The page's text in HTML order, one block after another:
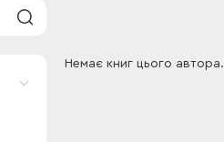
Немає книг цього автора.